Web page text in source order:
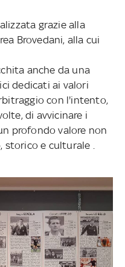
grazie alla
Brovedani, alla cui
anche da una
dedicati ai valori
con l'intento,
di avvicinare i
profondo valore non
storico e culturale .